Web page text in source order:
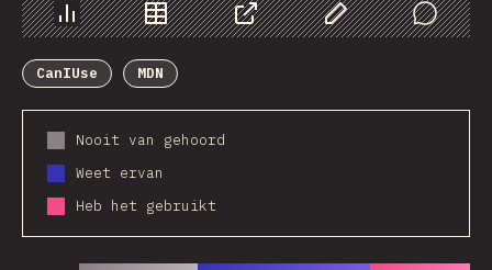
Chart Data Share Customize Data
Comments
CanIUse
MDN
Nooit van gehoord
Weet ervan
Heb het gebruikt